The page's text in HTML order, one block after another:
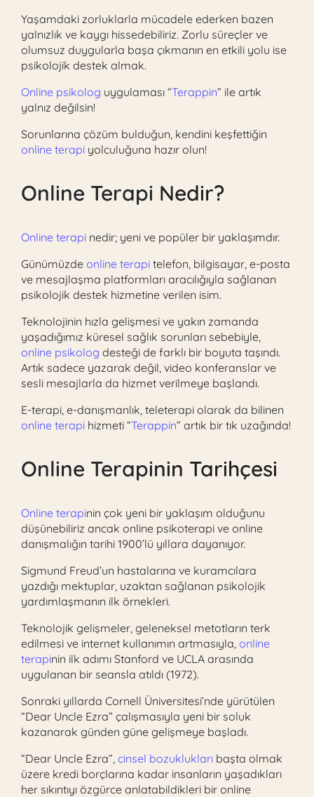
Yaşamdaki zorluklarla mücadele ederken bazen
yalnızlık ve kaygı hissedebiliriz. Zorlu süreçler ve
olumsuz duygularla başa çıkmanın en etkili yolu ise
psikolojik destek almak.
Online psikolog uygulaması “Terappin” ile artık
yalnız değilsin!
Sorunlarına çözüm bulduğun, kendini keşfettiğin
online terapi yolculuğuna hazır olun!
Online Terapi Nedir?
Online terapi nedir; yeni ve popüler bir yaklaşımdır.
Günümüzde online terapi telefon, bilgisayar, e-posta
ve mesajlaşma platformları aracılığıyla sağlanan
psikolojik destek hizmetine verilen isim.
Teknolojinin hızla gelişmesi ve yakın zamanda
yaşadığımız küresel sağlık sorunları sebebiyle,
online psikolog desteği de farklı bir boyuta taşındı.
Artık sadece yazarak değil, video konferanslar ve
sesli mesajlarla da hizmet verilmeye başlandı.
E-terapi, e-danışmanlık, teleterapi olarak da bilinen
online terapi hizmeti “Terappin” artık bir tık uzağında!
Online Terapinin Tarihçesi
Online terapinin çok yeni bir yaklaşım olduğunu
düşünebiliriz ancak online psikoterapi ve online
danışmalığın tarihi 1900’lü yıllara dayanıyor.
Sigmund Freud’un hastalarına ve kuramcılara
yazdığı mektuplar, uzaktan sağlanan psikolojik
yardımlaşmanın ilk örnekleri.
Teknolojik gelişmeler, geleneksel metotların terk
edilmesi ve internet kullanımın artmasıyla, online
terapinin ilk adımı Stanford ve UCLA arasında
uygulanan bir seansla atıldı (1972).
Sonraki yıllarda Cornell Üniversitesi’nde yürütülen
“Dear Uncle Ezra” çalışmasıyla yeni bir soluk
kazanarak günden güne gelişmeye başladı.
“Dear Uncle Ezra”, cinsel bozuklukları başta olmak
üzere kredi borçlarına kadar insanların yaşadıkları
her sıkıntıyı özgürce anlatabildikleri bir online